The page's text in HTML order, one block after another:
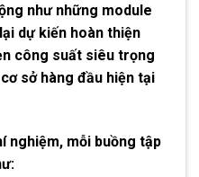
như những module
dự kiến hoàn thiện
công suất siêu trọng
sở hàng đầu hiện tại
nghiệm, mỗi buồng tập